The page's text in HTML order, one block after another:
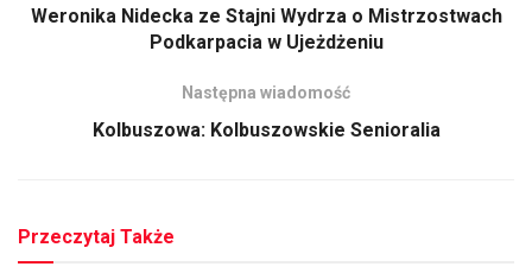
Weronika Nidecka ze Stajni Wydrza o Mistrzostwach
Podkarpacia w Ujeżdżeniu
Następna wiadomość
Kolbuszowa: Kolbuszowskie Senioralia
Przeczytaj Także